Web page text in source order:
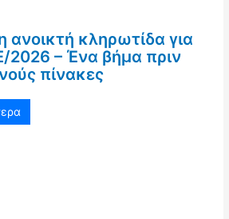
ανοικτή κληρωτίδα για
2026 – Ένα βήμα πριν
πίνακες